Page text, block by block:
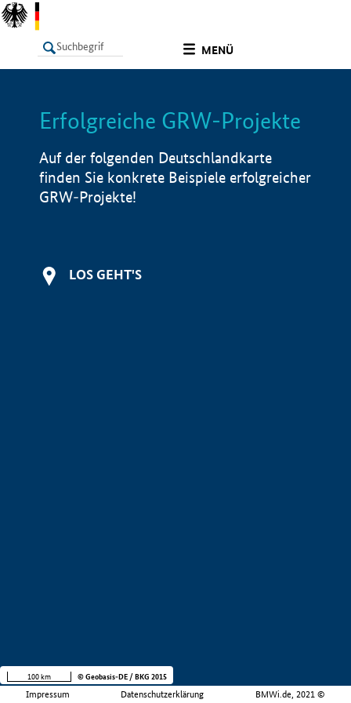
MENÜ
LISTE Info
Erfolgreiche GRW-Projekte
Auf der folgenden Deutschlandkarte
finden Sie konkrete Beispiele erfolgreicher
GRW-Projekte!
LOS GEHT'S
Impressum Datenschutzerklärung BMWi.de, 2021 ©
100 km © Geobasis-DE / BKG 2015